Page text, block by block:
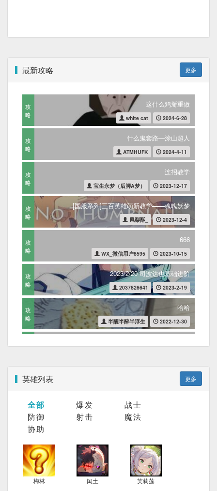
最新攻略 更多
攻
略
这什么鸡掰重做
white cat 2024-6-28
攻
略
什么鬼套路—涂山超人
ATMHUFK 2024-4-11
攻
略
连招教学
宝生永梦（后脚A梦） 2023-12-17
攻
略
[国服系列]三百英雄萌新教学——魂魄妖梦
凤梨酥_ 2023-12-4
攻
略
666
WX_微信用户8595 2023-10-15
攻
略
2023/2/20 司波达也基础进阶
2037826641 2023-2-19
攻
略
哈哈
半醒半醉半浮生 2022-12-30
攻
略
火拳S出装攻略
金丝雀 2022-11-29
略
金丝雀
攻
略
立华响（吕布）出装攻略
金丝雀 2022-11-28
攻
神目黑刀出装攻略
英雄列表 更多
全部 爆发
战士
防御
射击
魔法
协助
梅林 闰土 芙莉莲